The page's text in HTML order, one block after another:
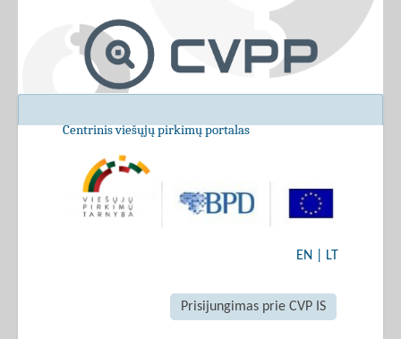
Centrinis viešųjų pirkimų portalas
EN LT
Prisijungimas prie CVP IS